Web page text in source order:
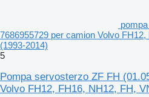
7686955729 per camion Volvo
(1993-2014)
5
Pompa servosterzo ZF FH
Volvo FH12, FH16, NH12, FH,